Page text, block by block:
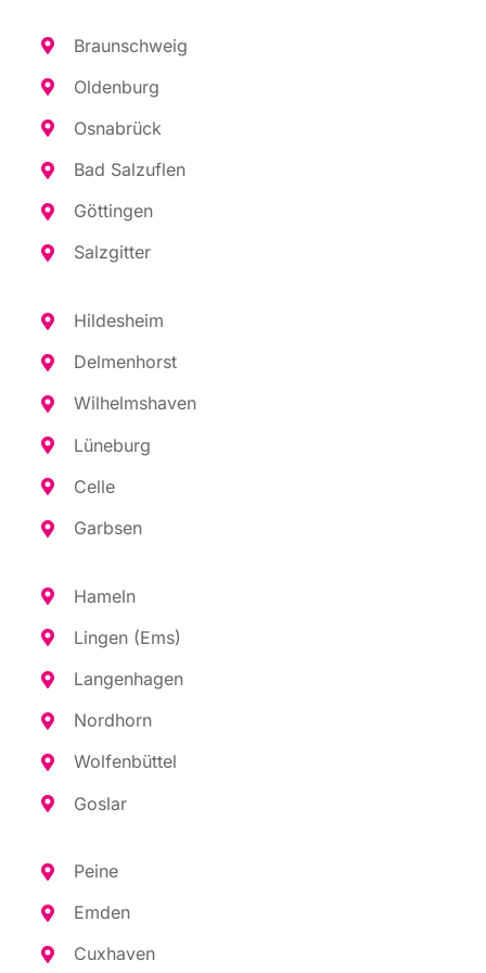
Braun­schweig
Olden­burg
Osna­brück
Bad Sal­zu­flen
Göt­tin­gen
Salz­git­ter
Hil­des­heim
Del­men­horst
Wil­helms­ha­ven
Lüne­burg
Cel­le
Garb­sen
Hameln
Lin­gen (Ems)
Lan­gen­ha­gen
Nord­horn
Wol­fen­büt­tel
Gos­lar
Pei­ne
Emden
Cux­ha­ven